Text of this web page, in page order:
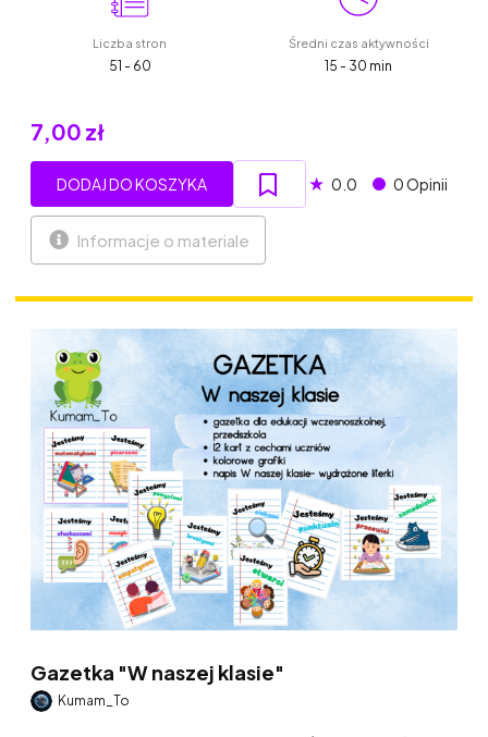
Liczba stron
51 - 60
Średni czas aktywności
15 - 30 min
7,00 zł
DODAJ DO KOSZYKA ★ 0.0 0 Opinii
Informacje o materiale
Gazetka "W naszej klasie"
Kumam_To